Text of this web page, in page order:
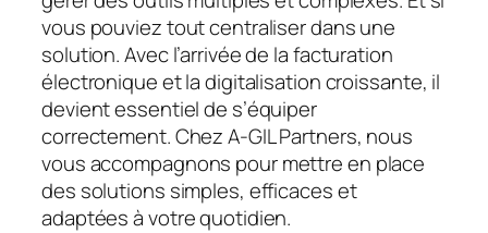
vous pouviez tout centraliser dans une
solution. Avec l’arrivée de la facturation
électronique et la digitalisation croissante, il
devient essentiel de s’équiper
correctement. Chez A-GIL Partners, nous
vous accompagnons pour mettre en place
des solutions simples, efficaces et
adaptées à votre quotidien.